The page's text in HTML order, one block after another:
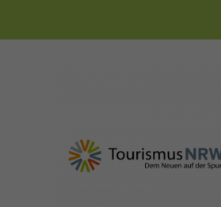
nrw-tourismus.de